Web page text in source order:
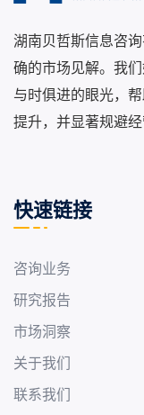
湖南贝哲斯信息咨
确的市场见解。我
与时俱进的眼光，
提升，并显著规避
快速链接
咨询业务
研究报告
市场洞察
关于我们
联系我们